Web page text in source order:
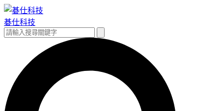
跳
至
主
碁仕科技
搜